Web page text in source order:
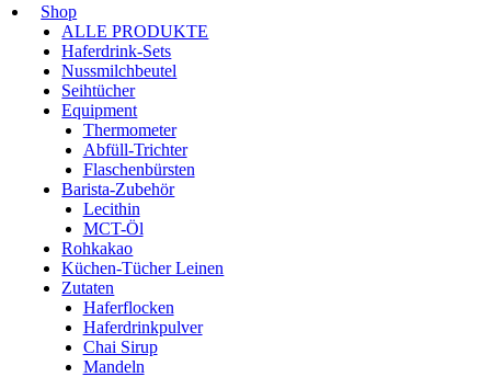
Shop
ALLE PRODUKTE
Haferdrink-Sets
Nussmilchbeutel
Seihtücher
Equipment
Thermometer
Abfüll-Trichter
Flaschenbürsten
Barista-Zubehör
Lecithin
MCT-Öl
Rohkakao
Küchen-Tücher Leinen
Zutaten
Haferflocken
Haferdrinkpulver
Chai Sirup
Mandeln